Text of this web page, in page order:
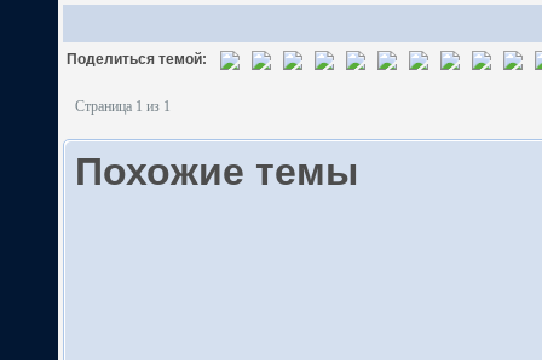
Поделиться темой:
Страница 1 из 1
Похожие темы